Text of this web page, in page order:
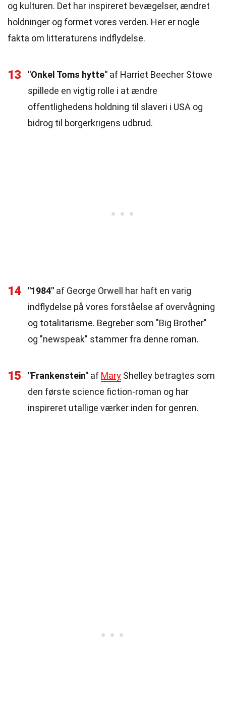
og kulturen. Det har inspireret bevægelser, ændret
holdninger og formet vores verden. Her er nogle
fakta om litteraturens indflydelse.
13 "Onkel Toms hytte" af Harriet Beecher Stowe
spillede en vigtig rolle i at ændre
offentlighedens holdning til slaveri i USA og
bidrog til borgerkrigens udbrud.
14 "1984" af George Orwell har haft en varig
indflydelse på vores forståelse af overvågning
og totalitarisme. Begreber som "Big Brother"
og "newspeak" stammer fra denne roman.
15 "Frankenstein" af Mary Shelley betragtes som
den første science fiction-roman og har
inspireret utallige værker inden for genren.